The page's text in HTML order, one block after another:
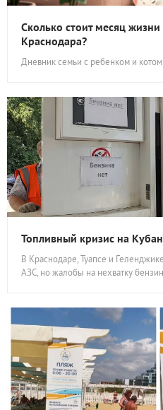
Сколько стоит месяц
Краснодара?
Дневник семьи с ребенком и
Топливный кризис на
В Краснодаре, Туапсе и
АЗС, но жалобы на нехватку